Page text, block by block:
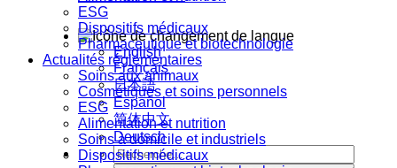
English
Français
日本語
Español
简体中文
Deutsch
ESG
Dispositifs médicaux
Pharmaceutique et biotechnologie
Actualités réglementaires
Soins aux animaux
Cosmétiques et soins personnels
ESG
Alimentation et nutrition
Soins à domicile et industriels
Dispositifs médicaux